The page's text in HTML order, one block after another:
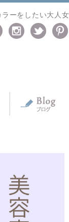
ーをしたい大人